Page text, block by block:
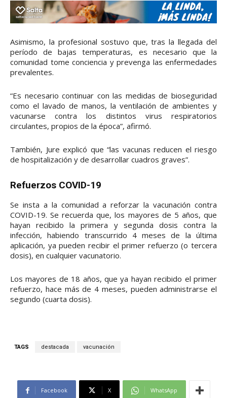
Asimismo, la profesional sostuvo que, tras la llegada del
período de bajas temperaturas, es necesario que la
comunidad tome conciencia y prevenga las enfermedades
prevalentes.
“Es necesario continuar con las medidas de bioseguridad
como el lavado de manos, la ventilación de ambientes y
vacunarse contra los distintos virus respiratorios
circulantes, propios de la época”, afirmó.
También, Jure explicó que “las vacunas reducen el riesgo
de hospitalización y de desarrollar cuadros graves”.
Refuerzos COVID-19
Se insta a la comunidad a reforzar la vacunación contra
COVID-19. Se recuerda que, los mayores de 5 años, que
hayan recibido la primera y segunda dosis contra la
infección, habiendo transcurrido 4 meses de la última
aplicación, ya pueden recibir el primer refuerzo (o tercera
dosis), en cualquier vacunatorio.
Los mayores de 18 años, que ya hayan recibido el primer
refuerzo, hace más de 4 meses, pueden administrarse el
segundo (cuarta dosis).
TAGS destacada vacunación
Facebook X WhatsApp